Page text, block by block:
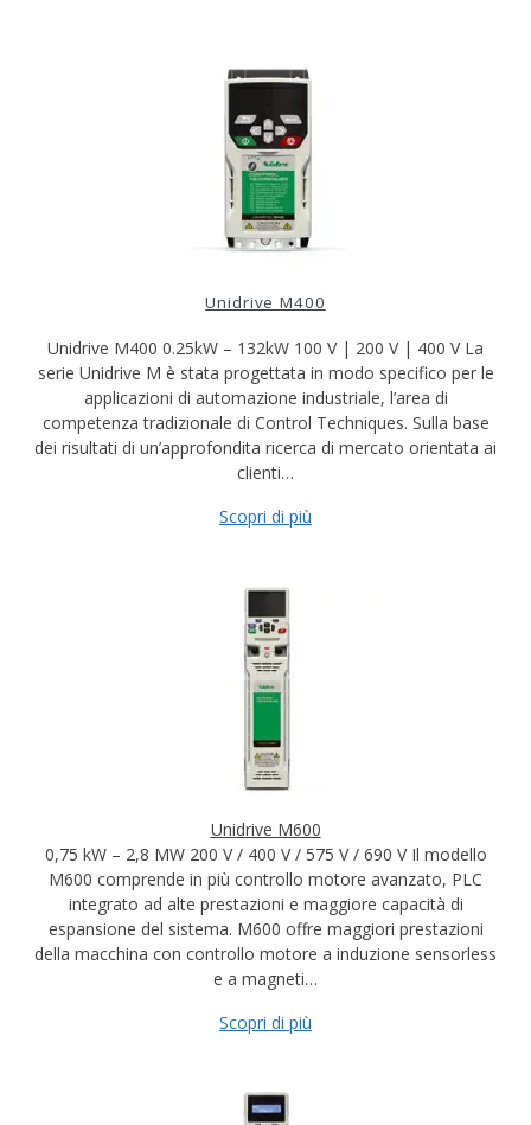
Unidrive M400
Unidrive M400 0.25kW – 132kW 100 V | 200 V | 400 V La
serie Unidrive M è stata progettata in modo specifico per le
applicazioni di automazione industriale, l’area di
competenza tradizionale di Control Techniques. Sulla base
dei risultati di un’approfondita ricerca di mercato orientata ai
clienti…
Scopri di più
Unidrive M600
0,75 kW – 2,8 MW 200 V / 400 V / 575 V / 690 V Il modello
M600 comprende in più controllo motore avanzato, PLC
integrato ad alte prestazioni e maggiore capacità di
espansione del sistema. M600 offre maggiori prestazioni
della macchina con controllo motore a induzione sensorless
e a magneti…
Scopri di più